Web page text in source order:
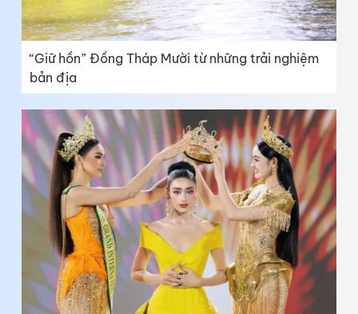
“Giữ hồn” Đồng Tháp Mười từ những trải nghiệm
bản địa